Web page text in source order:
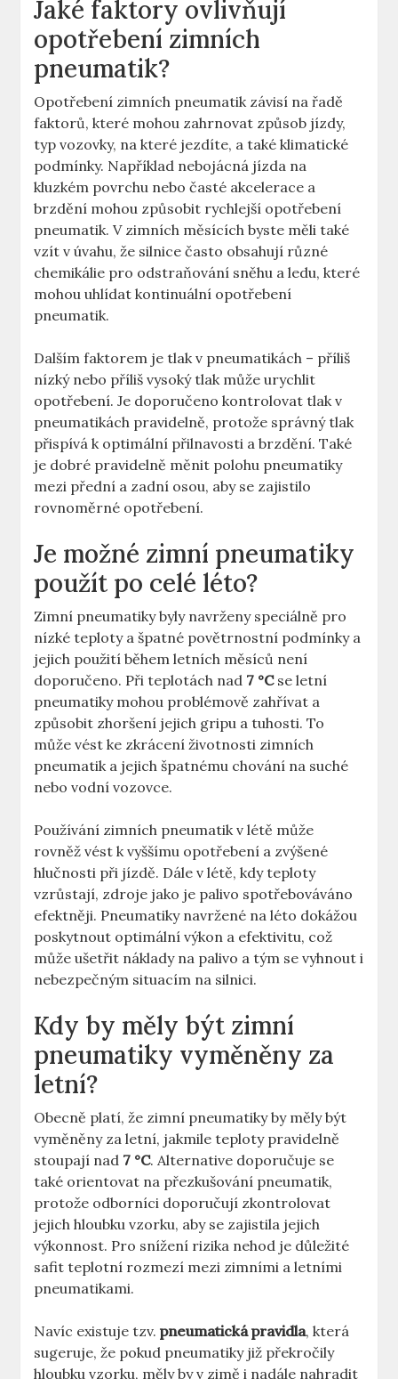
Jaké faktory ovlivňují
opotřebení zimních
pneumatik?
Opotřebení zimních pneumatik závisí na řadě
faktorů, které mohou zahrnovat způsob jízdy,
typ vozovky, na které jezdíte, a také klimatické
podmínky. Například nebojácná jízda na
kluzkém povrchu nebo časté akcelerace a
brzdění mohou způsobit rychlejší opotřebení
pneumatik. V zimních měsících byste měli také
vzít v úvahu, že silnice často obsahují různé
chemikálie pro odstraňování sněhu a ledu, které
mohou uhlídat kontinuální opotřebení
pneumatik.
Dalším faktorem je tlak v pneumatikách – příliš
nízký nebo příliš vysoký tlak může urychlit
opotřebení. Je doporučeno kontrolovat tlak v
pneumatikách pravidelně, protože správný tlak
přispívá k optimální přilnavosti a brzdění. Také
je dobré pravidelně měnit polohu pneumatiky
mezi přední a zadní osou, aby se zajistilo
rovnoměrné opotřebení.
Je možné zimní pneumatiky
použít po celé léto?
Zimní pneumatiky byly navrženy speciálně pro
nízké teploty a špatné povětrnostní podmínky a
jejich použití během letních měsíců není
doporučeno. Při teplotách nad 7 °Cse letní
pneumatiky mohou problémově zahřívat a
způsobit zhoršení jejich gripu a tuhosti. To
může vést ke zkrácení životnosti zimních
pneumatik a jejich špatnému chování na suché
nebo vodní vozovce.
Používání zimních pneumatik v létě může
rovněž vést k vyššímu opotřebení a zvýšené
hlučnosti při jízdě. Dále v létě, kdy teploty
vzrůstají, zdroje jako je palivo spotřebováváno
efektněji. Pneumatiky navržené na léto dokážou
poskytnout optimální výkon a efektivitu, což
může ušetřit náklady na palivo a tým se vyhnout i
nebezpečným situacím na silnici.
Kdy by měly být zimní
pneumatiky vyměněny za
letní?
Obecně platí, že zimní pneumatiky by měly být
vyměněny za letní, jakmile teploty pravidelně
stoupají nad 7 °C. Alternative doporučuje se
také orientovat na přezkušování pneumatik,
protože odborníci doporučují zkontrolovat
jejich hloubku vzorku, aby se zajistila jejich
výkonnost. Pro snížení rizika nehod je důležité
safit teplotní rozmezí mezi zimními a letními
pneumatikami.
Navíc existuje tzv.pneumatická pravidla, která
sugeruje, že pokud pneumatiky již překročily
hloubku vzorku, měly by v zimě i nadále nahradit